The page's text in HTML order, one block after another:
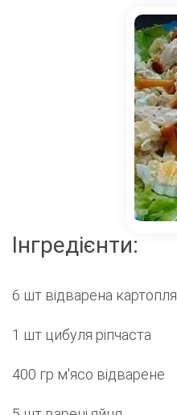
Інгредієнти:
6 шт відварена картопля
1 шт цибуля ріпчаста
400 гр м'ясо відварене